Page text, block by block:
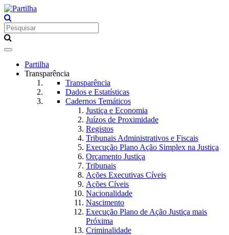
Toggle
navigationPartilha
Transparência
Transparência
Dados e Estatísticas
Cadernos Temáticos
Justiça e Economia
Juízos de Proximidade
Registos
Tribunais Administrativos e Fiscais
Execução Plano Ação Simplex na Justiça
Orçamento Justiça
Tribunais
Ações Executivas Cíveis
Ações Cíveis
Nacionalidade
Nascimento
Execução Plano de Ação Justiça mais
Próxima
Criminalidade